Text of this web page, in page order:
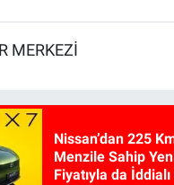
MERKEZİ
Nissan’dan 225
Menzile Sahip
Fiyatıyla da